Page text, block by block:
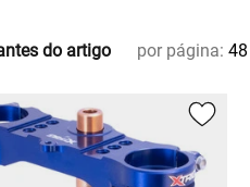
do artigo por página: